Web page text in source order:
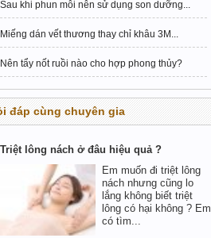
Sau khi phun môi nên sử dụng son dưỡng...
Miếng dán vết thương thay chỉ khâu 3M...
Nên tẩy nốt ruồi nào cho hợp phong thủy?
đáp cùng chuyên gia
Triệt lông nách ở đâu hiệu quả ?
Em muốn đi triệt lông
nách nhưng cũng lo
lắng không biết triệt
lông có hại không ? Em
có tìm...